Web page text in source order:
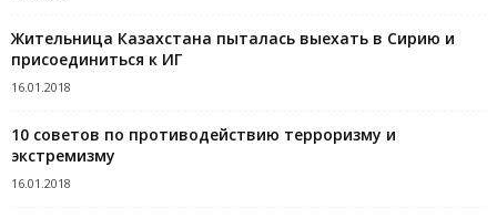
Жительница Казахстана пыталась выехать в Сирию и
присоединиться к ИГ
16.01.2018
10 советов по противодействию терроризму и
экстремизму
16.01.2018